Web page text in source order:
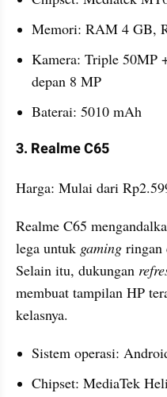
Memori: RAM 4 GB,
Kamera: Triple 50MP
depan 8 MP
Baterai: 5010 mAh
3. Realme C65
Harga: Mulai dari
Realme C65
lega untuk gaming ringan
Selain itu, dukungan
membuat tampilan HP
kelasnya.
Sistem operasi:
Chipset: MediaTek